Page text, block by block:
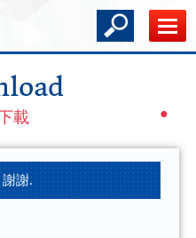
載
謝.